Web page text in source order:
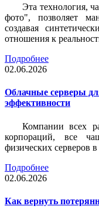
Эта технология,
фото", позволяет
создавая
отношения к
Подробнее
02.06.2026
Облачные серверы
эффективности
Компании всех
корпораций, все
физических серверов
Подробнее
02.06.2026
Как вернуть